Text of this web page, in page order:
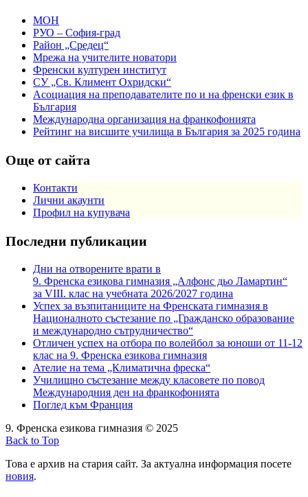
МОН
РУО – София-град
Район „Средец“
Мрежа на учителите новатори
Френски културен институт
СУ „Св. Климент Охридски“
Асоциация на преподавателите по и на френски език в
България
Международна организация на франкофонията
Рейтинг на висшите училища в България за 2025 година
Още от сайта
Контакти
Лични акаунти
Профил на купувача
Последни публикации
Дни на отворените врати в
9. Френска езикова гимназия „Алфонс дьо Ламартин“
за VIII. клас на учебната 2026/2027 година
Успех за възпитаниците на Френската гимназия в
Националното състезание по „Гражданско образование
и международно сътрудничество“
Отличен успех на отбора по волейбол за юноши от 11-12
клас на 9. Френска езикова гимназия
Ателие на тема „Климатична фреска“
Училищно състезание между класовете по повод
Международния ден на франкофонията
Поглед към Франция
9. Френска езикова гимназия © 2025
Back to Top
Това е архив на стария сайт. За актуална информация посете
новия.